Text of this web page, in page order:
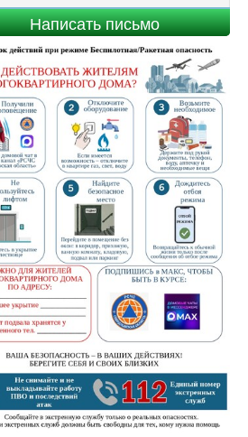
Написать письмо